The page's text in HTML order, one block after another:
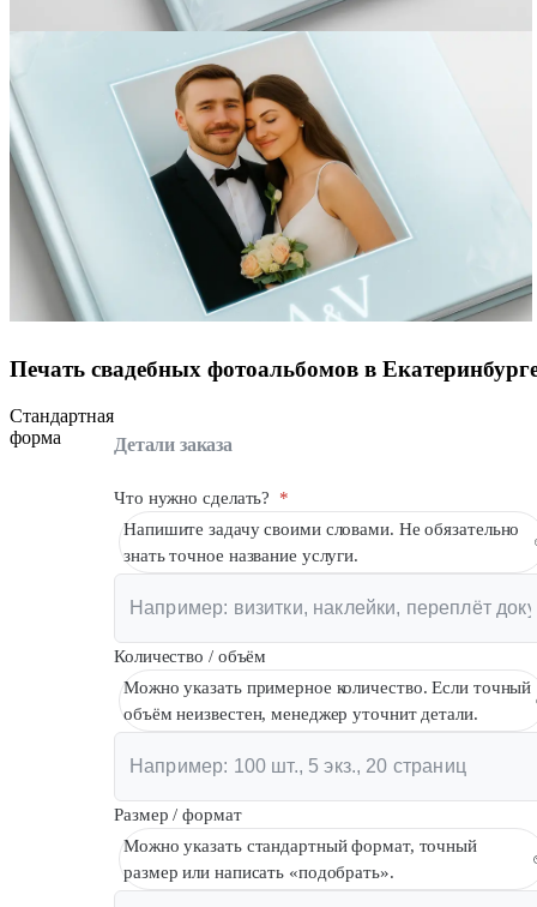
Печать свадебных фотоальбомов в
Стандартная
форма
Детали заказа
Что нужно сделать?
*
Напишите задачу своими словами. Не обязательно
знать точное название услуги.
Количество / объём
Можно указать примерное количество. Если точный
объём неизвестен, менеджер уточнит детали.
Размер / формат
Можно указать стандартный формат, точный
размер или написать «подобрать».